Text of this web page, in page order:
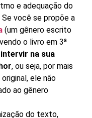
e adequação do
você se propõe a
(um gênero escrito
o livro em 3ª
na sua
, ou seja, por mais
ele não
ao gênero
do texto,